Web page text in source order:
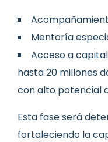
Mentoría
Acceso a
hasta 20 millones
con alto potencial
Esta fase será
fortaleciendo la